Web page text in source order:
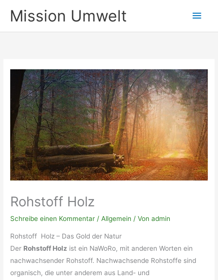
InhaltMission Umwelt
Rohstoff Holz
Schreibe einen Kommentar /Allgemein / Vonadmin
Rohstoff Holz – Das Gold der Natur
Der Rohstoff Holz ist ein NaWoRo, mit anderen Worten ein
nachwachsender Rohstoff. Nachwachsende Rohstoffe sind
organisch, die unter anderem aus Land- und